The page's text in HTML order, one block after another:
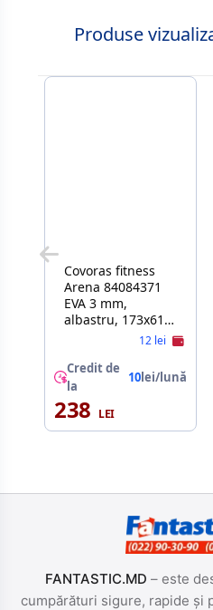
Produse
Covoras fitness
Arena 84084371
EVA 3 mm,
albastru, 173х61
12 lei
Credit de
la
10lei/lună
238
FANTASTIC.MD – este
cumpărături sigure, rapide și